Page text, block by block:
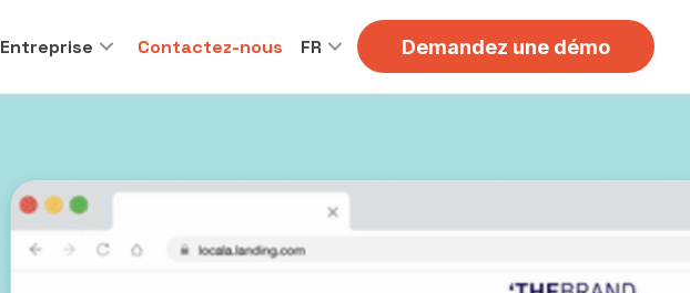
Entreprise Contactez-nous FR Demandez une démo